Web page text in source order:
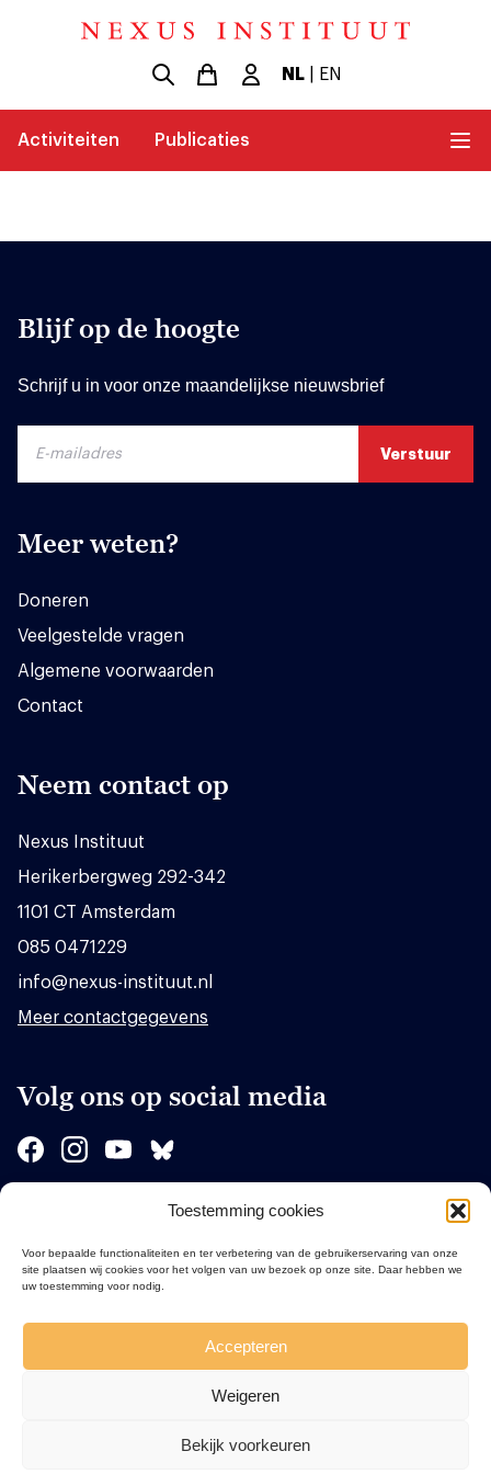
Toestemming cookies
Voor bepaalde functionaliteiten en ter verbetering van de gebruikerservaring van onze
site plaatsen wij cookies voor het volgen van uw bezoek op onze site. Daar hebben we
uw toestemming voor nodig.
Accepteren
Weigeren
Bekijk voorkeuren
NL| EN
Activiteiten Publicaties
Blijf op de hoogte
Schrijf u in voor onze maandelijkse nieuwsbrief
Meer weten?
Doneren
Veelgestelde vragen
Algemene voorwaarden
Contact
Neem contact op
Nexus Instituut
Herikerbergweg 292-342
1101 CT Amsterdam
085 0471229
info@nexus-instituut.nl
Meer contactgegevens
Volg ons op social media